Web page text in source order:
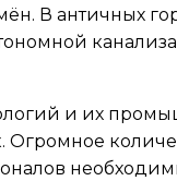
В античных
и их